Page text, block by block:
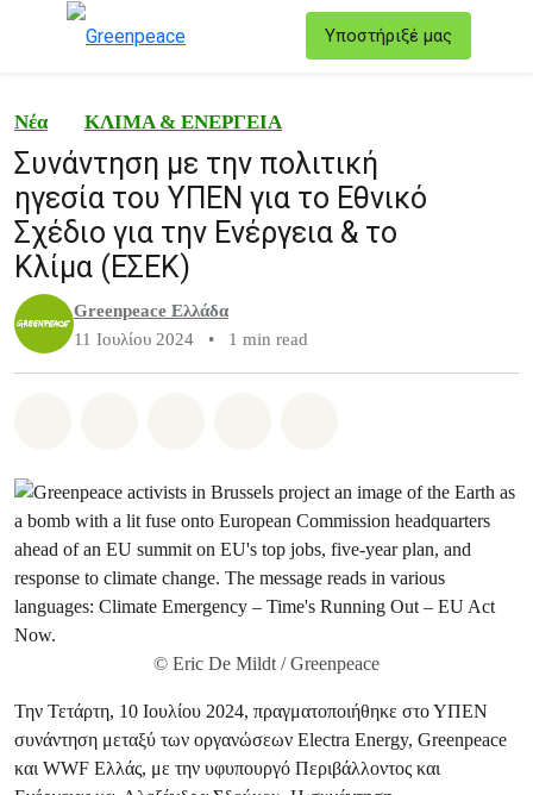
Υποστήριξέ μας
Νέα ΚΛΙΜΑ & ΕΝΕΡΓΕΙΑ
Συνάντηση με την πολιτική
ηγεσία του ΥΠΕΝ για το Εθνικό
Σχέδιο για την Ενέργεια & το
Κλίμα (ΕΣΕΚ)
Greenpeace Ελλάδα
11 Ιουλίου 2024
• 1 min read
© Eric De Mildt / Greenpeace
Την Τετάρτη, 10 Ιουλίου 2024, πραγματοποιήθηκε στο ΥΠΕΝ
συνάντηση μεταξύ των οργανώσεων Electra Energy, Greenpeace
και WWF Ελλάς, με την υφυπουργό Περιβάλλοντος και